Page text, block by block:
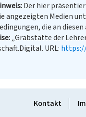
Der hier
angezeigten Medien
die an diesen
„Grabstätte der
URL:
Kontakt